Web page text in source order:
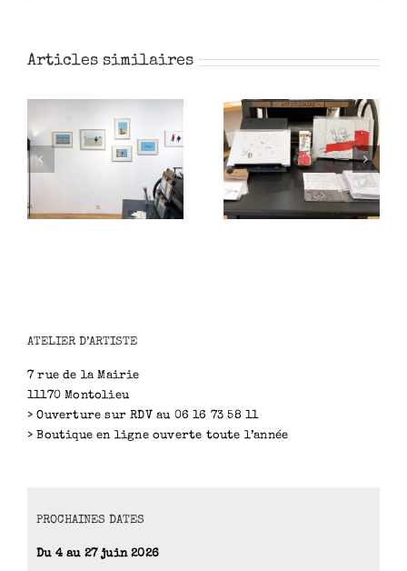
Articles similaires
Art solidaire Artiste invité
ATELIER D’ARTISTE
7 rue de la Mairie
11170 Montolieu
> Ouverture sur RDV au 06 16 73 58 11
> Boutique en ligne ouverte toute l’année
PROCHAINES DATES
Du 4 au 27 juin 2026